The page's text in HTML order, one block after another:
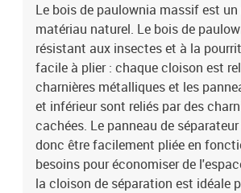
Le bois de paulownia massif est
matériau naturel. Le bois de
résistant aux insectes et à la
facile à plier : chaque cloison est
charnières métalliques et les
et inférieur sont reliés par des
cachées. Le panneau de
donc être facilement pliée en
besoins pour économiser de
la cloison de séparation est idéale